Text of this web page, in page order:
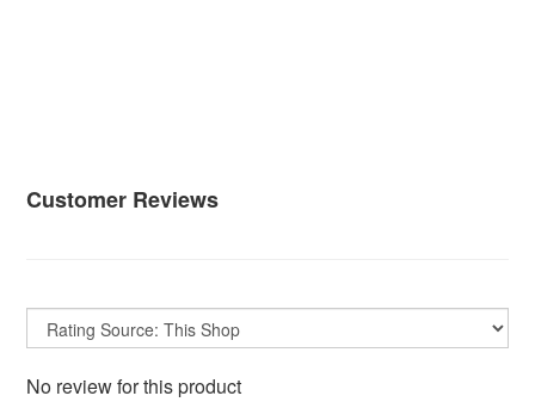
Customer Reviews
No review for this product